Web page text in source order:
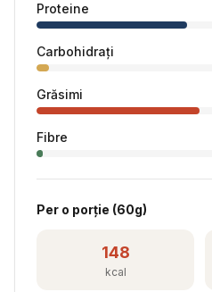
Proteine
Carbohidrați
Grăsimi
Fibre
Per o porție (60g)
148
kcal